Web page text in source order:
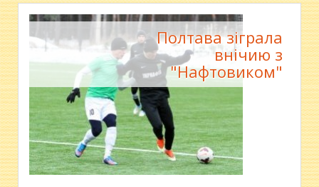
Полтава зіграла
внічию з
"Нафтовиком"